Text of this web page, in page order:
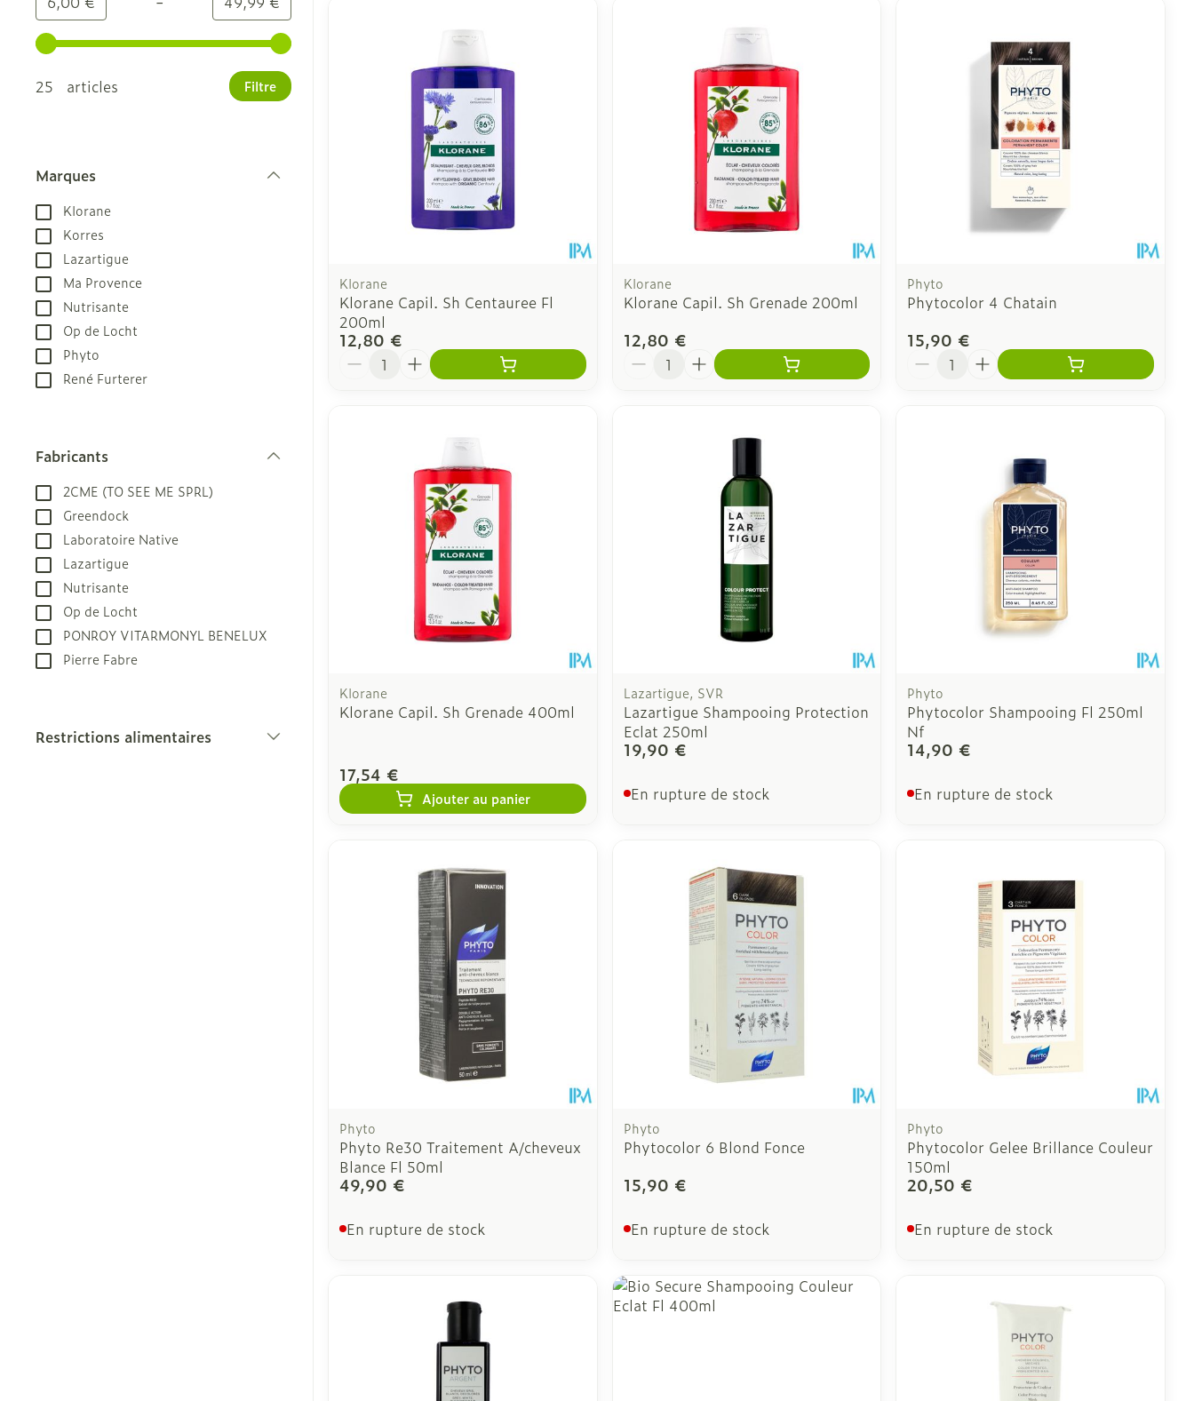
Utilisez les touches fléchées gauche et droite pour ajuster les valeurs minimales et maximales du prix.
25 articles
Filtre
Marques
Klorane
Korres
Lazartigue
Ma Provence
Nutrisante
Op de Locht
Phyto
René Furterer
Fabricants
2CME (TO SEE ME SPRL)
Greendock
Laboratoire Native
Lazartigue
Nutrisante
Op de Locht
PONROY VITARMONYL BENELUX
Pierre Fabre
Restrictions alimentaires
Klorane
Klorane Capil. Sh Centauree Fl
200ml
12,80 €
Quantité
Klorane
Klorane Capil. Sh Grenade 200ml
12,80 €
Quantité
Phyto
Phytocolor 4 Chatain
15,90 €
Quantité
Klorane
Klorane Capil. Sh Grenade 400ml
17,54 €
Ajouter au panier
Lazartigue, SVR
Lazartigue Shampooing Protection
Eclat 250ml
19,90 €
En rupture de stock
Phyto
Phytocolor Shampooing Fl 250ml
Nf
14,90 €
En rupture de stock
Phyto
Phyto Re30 Traitement A/cheveux
Blance Fl 50ml
49,90 €
En rupture de stock
Phyto
Phytocolor 6 Blond Fonce
15,90 €
En rupture de stock
Phyto
Phytocolor Gelee Brillance Couleur
150ml
20,50 €
En rupture de stock